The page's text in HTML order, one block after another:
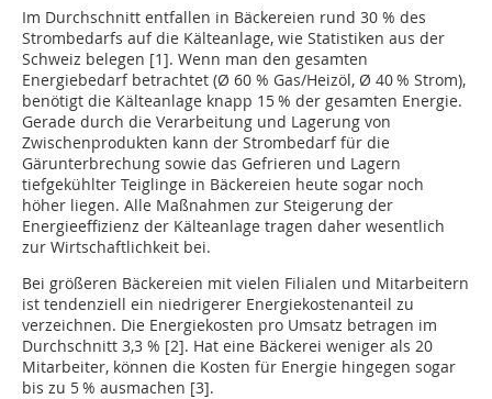
Im Durchschnitt entfallen in Bäckereien rund 30 % des
Strombedarfs auf die Kälteanlage, wie Statistiken aus der
Schweiz belegen [1]. Wenn man den gesamten
Energiebedarf betrachtet (Ø 60 % Gas/Heizöl, Ø 40 % Strom),
benötigt die Kälteanlage knapp 15 % der gesamten Energie.
Gerade durch die Verarbeitung und Lagerung von
Zwischenprodukten kann der Strombedarf für die
Gärunterbrechung sowie das Gefrieren und Lagern
tiefgekühlter Teiglinge in Bäckereien heute sogar noch
höher liegen. Alle Maßnahmen zur Steigerung der
Energieeffizienz der Kälteanlage tragen daher wesentlich
zur Wirtschaftlichkeit bei.
Bei größeren Bäckereien mit vielen Filialen und Mitarbeitern
ist tendenziell ein niedrigerer Energiekostenanteil zu
verzeichnen. Die Energiekosten pro Umsatz betragen im
Durchschnitt 3,3 % [2]. Hat eine Bäckerei weniger als 20
Mitarbeiter, können die Kosten für Energie hingegen sogar
bis zu 5 % ausmachen [3].